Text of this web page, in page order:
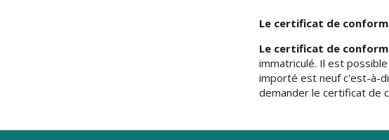
Le certificat de
Le certificat de
immatriculé. Il est
importé est neuf c'est-à-
demander le certificat de